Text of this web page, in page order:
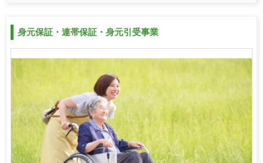
身元保証・連帯保証・身元引受事業